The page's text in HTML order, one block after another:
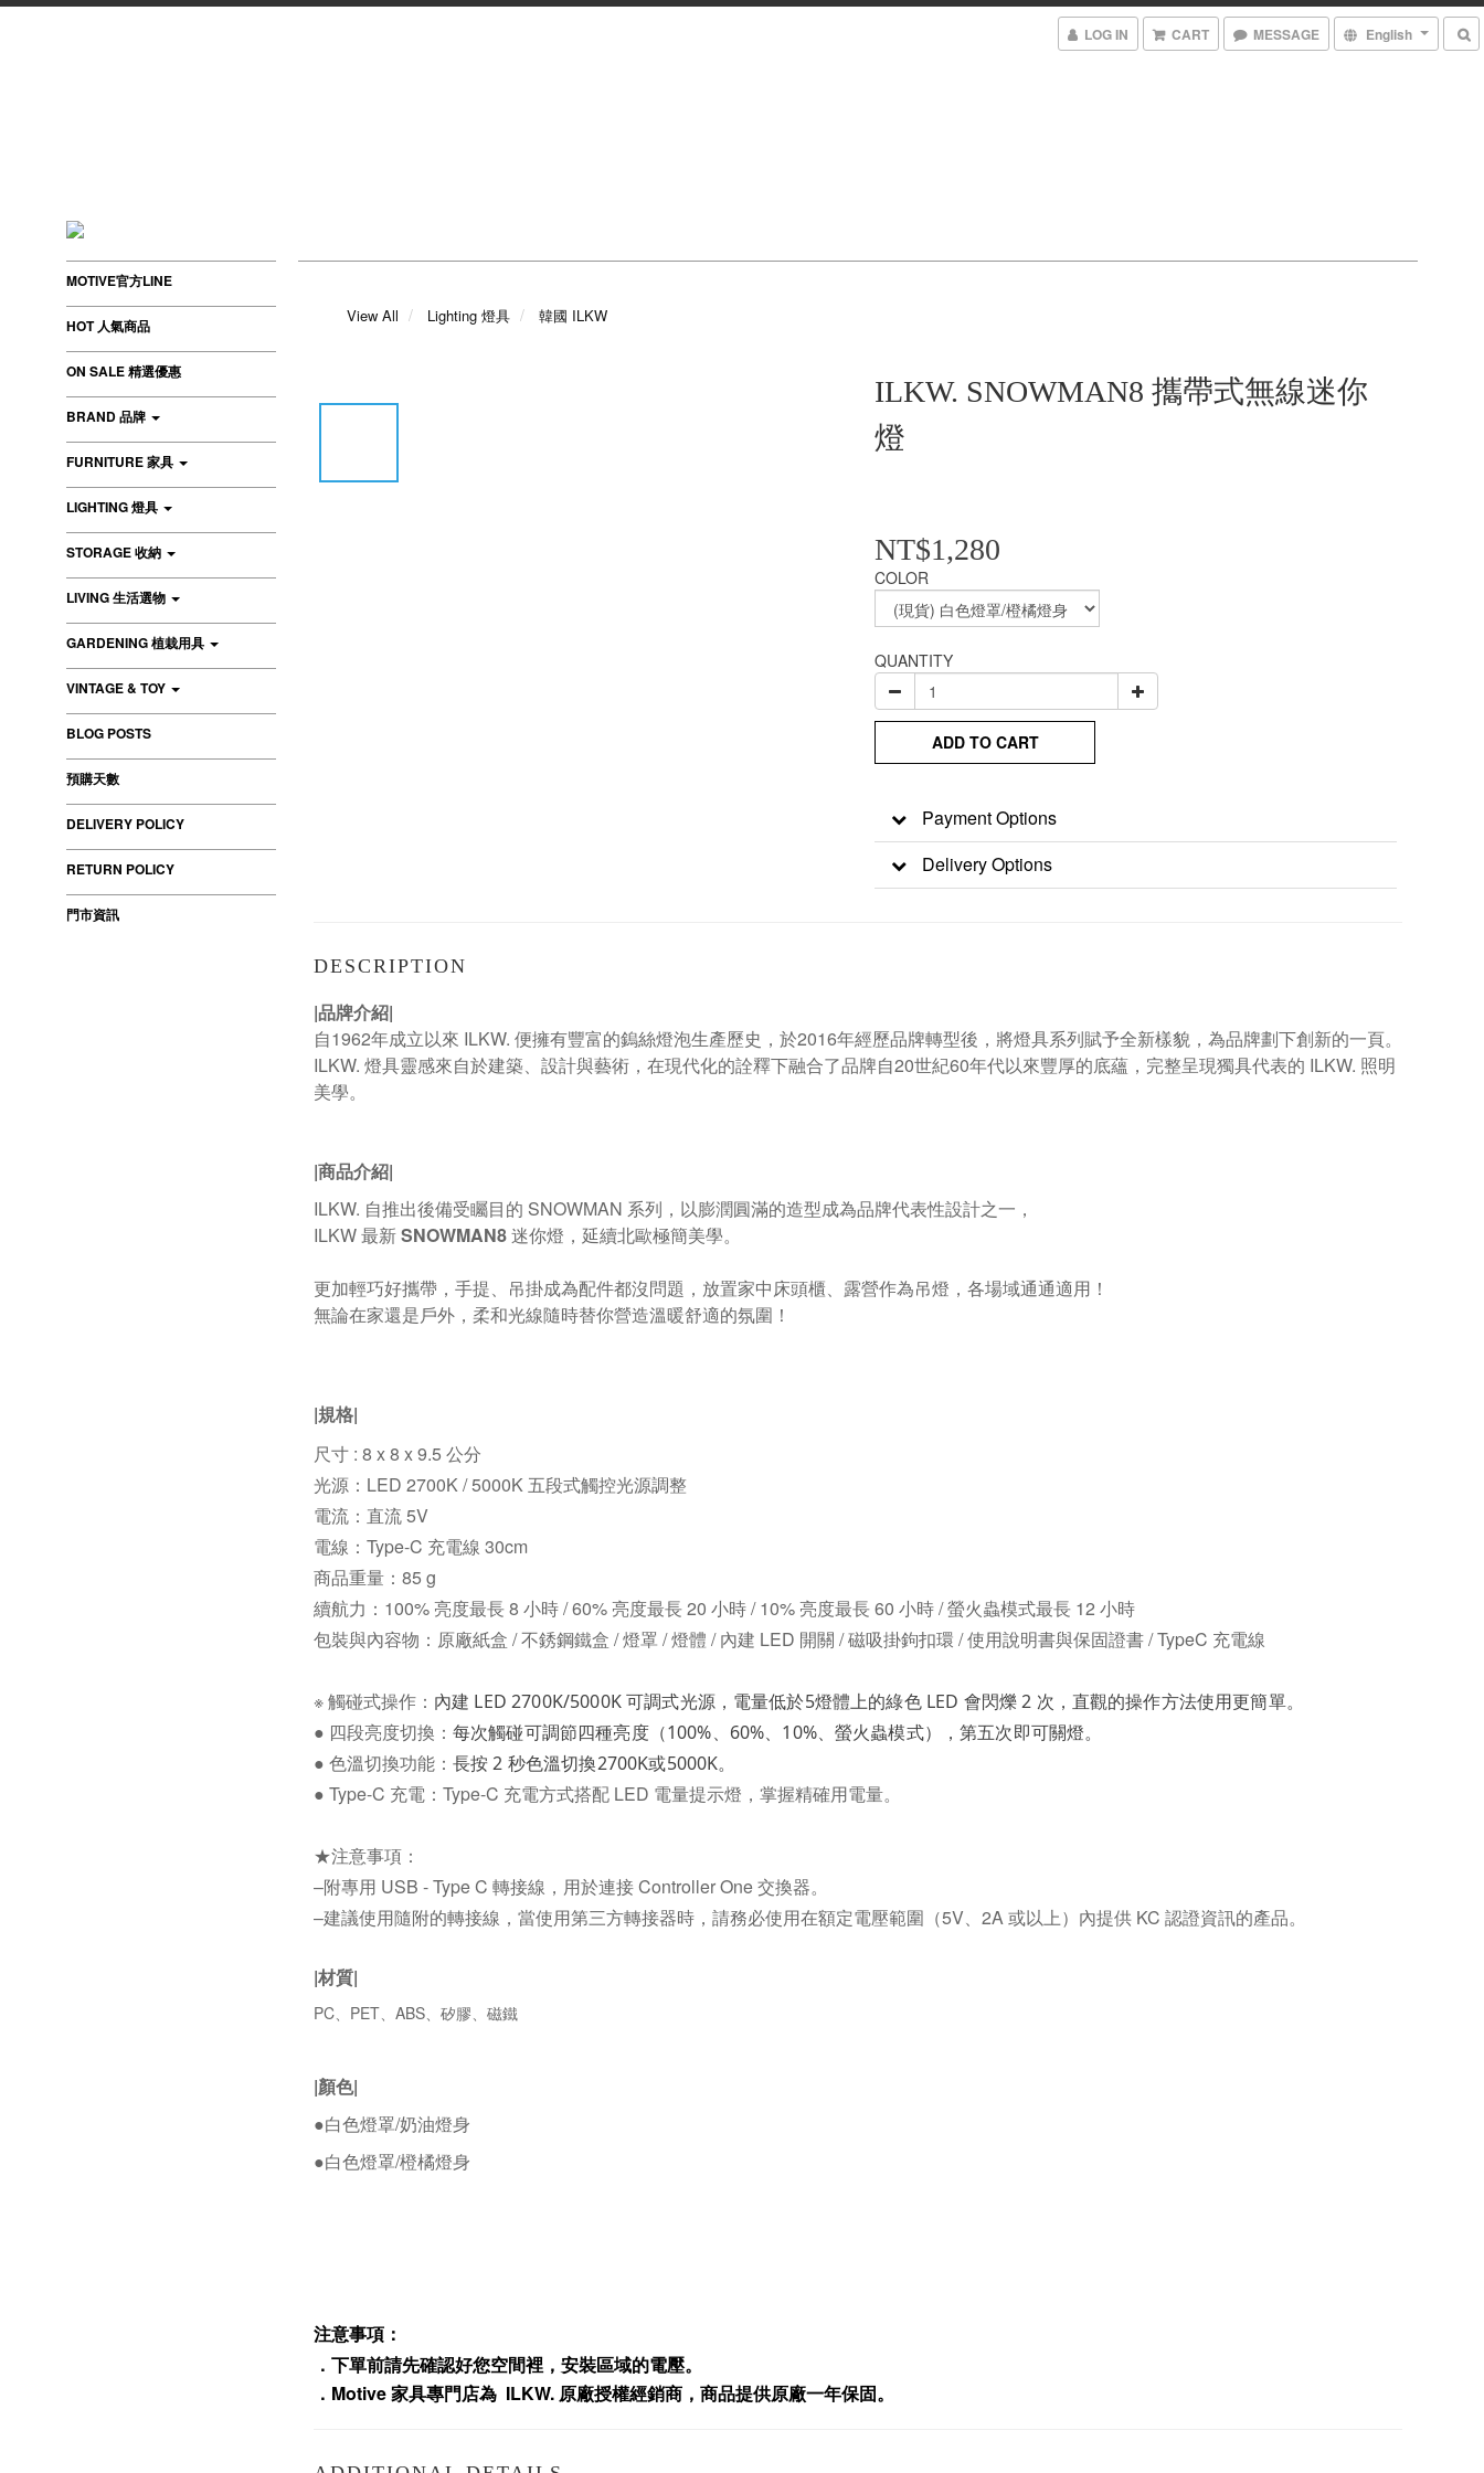
LOG IN CART MESSAGE English
MOTIVE官方LINE
HOT 人氣商品
ON SALE 精選優惠
BRAND 品牌
FURNITURE 家具
LIGHTING 燈具
STORAGE 收納
LIVING 生活選物
GARDENING 植栽用具
VINTAGE & TOY
BLOG POSTS
預購天數
DELIVERY POLICY
RETURN POLICY
門市資訊
View All Lighting 燈具 韓國 ILKW
ILKW. SNOWMAN8 攜帶式無線迷你
燈
NT$1,280
COLOR
QUANTITY
ADD TO CART
Payment Options
Delivery Options
DESCRIPTION
|品牌介紹|
自1962年成立以來 ILKW. 便擁有豐富的鎢絲燈泡生產歷史，於2016年經歷品牌轉型後，將燈具系列賦予全新樣貌，為品牌劃下創新的一頁。
ILKW. 燈具靈感來自於建築、設計與藝術，在現代化的詮釋下融合了品牌自20世紀60年代以來豐厚的底蘊，完整呈現獨具代表的 ILKW. 照明
美學。
|商品介紹|
ILKW. 自推出後備受矚目的 SNOWMAN 系列，以膨潤圓滿的造型成為品牌代表性設計之一，
ILKW 最新SNOWMAN8迷你燈，延續北歐極簡美學。
更加輕巧好攜帶，手提、吊掛成為配件都沒問題，放置家中床頭櫃、露營作為吊燈，各場域通通適用！
無論在家還是戶外，柔和光線隨時替你營造溫暖舒適的氛圍！
|規格|
尺寸 : 8 x 8 x 9.5 公分
光源：LED 2700K / 5000K 五段式觸控光源調整
電流：直流 5V
電線：Type-C 充電線 30cm
商品重量：85 g
續航力：100% 亮度最長 8 小時 / 60% 亮度最長 20 小時 / 10% 亮度最長 60 小時 / 螢火蟲模式最長 12 小時
包裝與內容物：原廠紙盒 / 不銹鋼鐵盒 / 燈罩 / 燈體 / 內建 LED 開關 / 磁吸掛鉤扣環 / 使用說明書與保固證書 / TypeC 充電線
※ 觸碰式操作： 內建 LED 2700K/5000K 可調式光源， 電量低於5燈體上的綠色 LED 會閃爍 2 次，直觀的操作方法使用更簡單。
● 四段亮度切換： 每次觸碰可調節四種亮度（100%、60%、10%、螢火蟲模式），第五次即可關燈。
● 色溫切換功能： 長按 2 秒色溫切換2700K或5000K。
● Type-C 充電：Type-C 充電方式搭配 LED 電量提示燈，掌握精確用電量。
★注意事項：
–附專用 USB - Type C 轉接線，用於連接 Controller One 交換器。
–建議使用隨附的轉接線，當使用第三方轉接器時，請務必使用在額定電壓範圍（5V、2A 或以上）內提供 KC 認證資訊的產品。
|材質|
PC、PET、ABS、矽膠、磁鐵
|顏色|
●白色燈罩/奶油燈身
●白色燈罩/橙橘燈身
注意事項：
．下單前請先確認好您空間裡，安裝區域的電壓。
． Motive家具專門店為 ILKW. 原廠授權經銷商，商品提供原廠一年保固。